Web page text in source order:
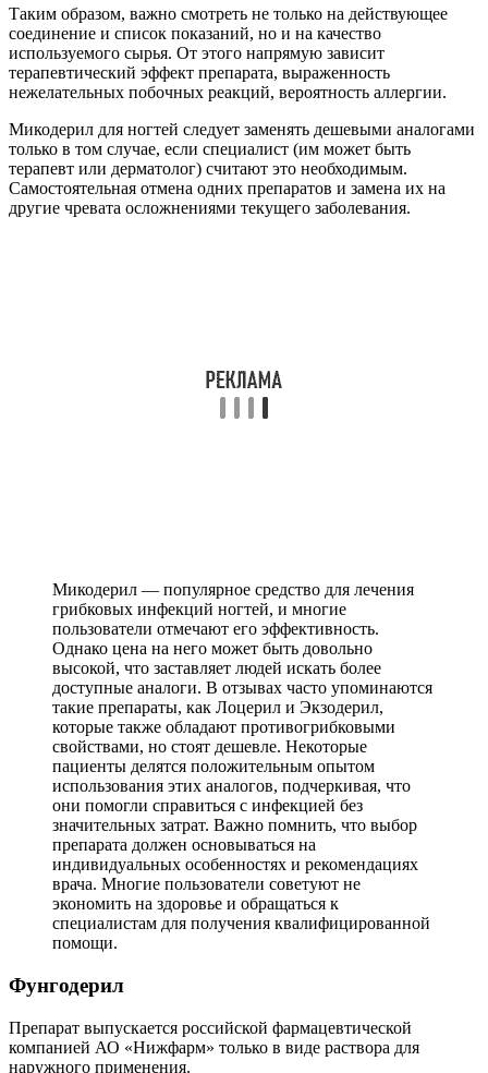
Таким образом, важно смотреть не только на действующее
соединение и список показаний, но и на качество
используемого сырья. От этого напрямую зависит
терапевтический эффект препарата, выраженность
нежелательных побочных реакций, вероятность аллергии.
Микодерил для ногтей следует заменять дешевыми аналогами
только в том случае, если специалист (им может быть
терапевт или дерматолог) считают это необходимым.
Самостоятельная отмена одних препаратов и замена их на
другие чревата осложнениями текущего заболевания.
Микодерил — популярное средство для лечения
грибковых инфекций ногтей, и многие
пользователи отмечают его эффективность.
Однако цена на него может быть довольно
высокой, что заставляет людей искать более
доступные аналоги. В отзывах часто упоминаются
такие препараты, как Лоцерил и Экзодерил,
которые также обладают противогрибковыми
свойствами, но стоят дешевле. Некоторые
пациенты делятся положительным опытом
использования этих аналогов, подчеркивая, что
они помогли справиться с инфекцией без
значительных затрат. Важно помнить, что выбор
препарата должен основываться на
индивидуальных особенностях и рекомендациях
врача. Многие пользователи советуют не
экономить на здоровье и обращаться к
специалистам для получения квалифицированной
помощи.
Фунгодерил
Препарат выпускается российской фармацевтической
компанией АО «Нижфарм» только в виде раствора для
наружного применения.